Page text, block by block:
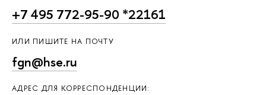
+7 495 772-95-90 *22161
ИЛИ ПИШИТЕ НА ПОЧТУ
fgn@hse.ru
АДРЕС ДЛЯ КОРРЕСПОНДЕНЦИИ: